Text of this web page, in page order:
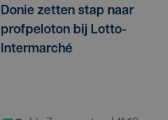
Donie zetten stap naar
profpeloton bij Lotto-
Intermarché